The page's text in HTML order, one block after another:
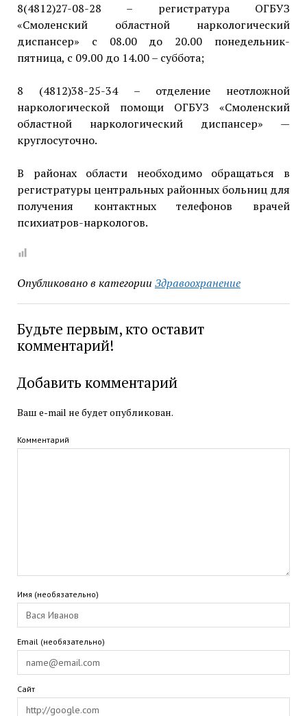
8(4812)27-08-28 – регистратура ОГБУЗ
«Смоленский областной наркологический
диспансер» с 08.00 до 20.00 понедельник-
пятница, с 09.00 до 14.00 – суббота;
8 (4812)38-25-34 – отделение неотложной
наркологической помощи ОГБУЗ «Смоленский
областной наркологический диспансер» —
круглосуточно.
В районах области необходимо обращаться в
регистратуры центральных районных больниц для
получения контактных телефонов врачей
психиатров-наркологов.
Опубликовано в категории Здравоохранение
Будьте первым, кто оставит
комментарий!
Добавить комментарий
Ваш e-mail не будет опубликован.
Комментарий
Имя (необязательно)
Email (необязательно)
Сайт